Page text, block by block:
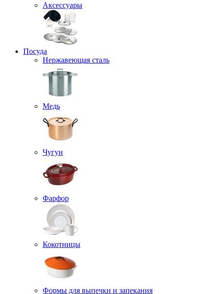
Аксессуары
Посуда
Нержавеющая сталь
Медь
Чугун
Фарфор
Кокотницы
Формы для выпечки и запекания